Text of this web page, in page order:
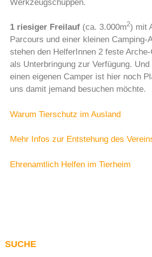
Werkzeugschuppen.
1 riesiger Freilauf (ca. 3.000m2) mit
Parcours und einer kleinen Camping-
stehen den HelferInnen 2 feste
als Unterbringung zur Verfügung.
einen eigenen Camper ist hier noch
uns damit jemand besuchen möchte.
Warum Tierschutz im Ausland
Mehr Infos zur Entstehung des
Ehrenamtlich Helfen im Tierheim
SUCHE